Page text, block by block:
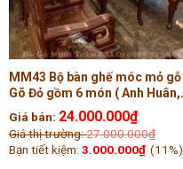
MM43 Bộ bàn ghế móc mỏ gỗ
Gõ Đỏ gồm 6 món ( Anh Huân,
Hưng Yên)
Giá bán: 24.000.000₫
Giá thị trường:27.000.000₫
Bạn tiết kiệm: 3.000.000₫ (11%)